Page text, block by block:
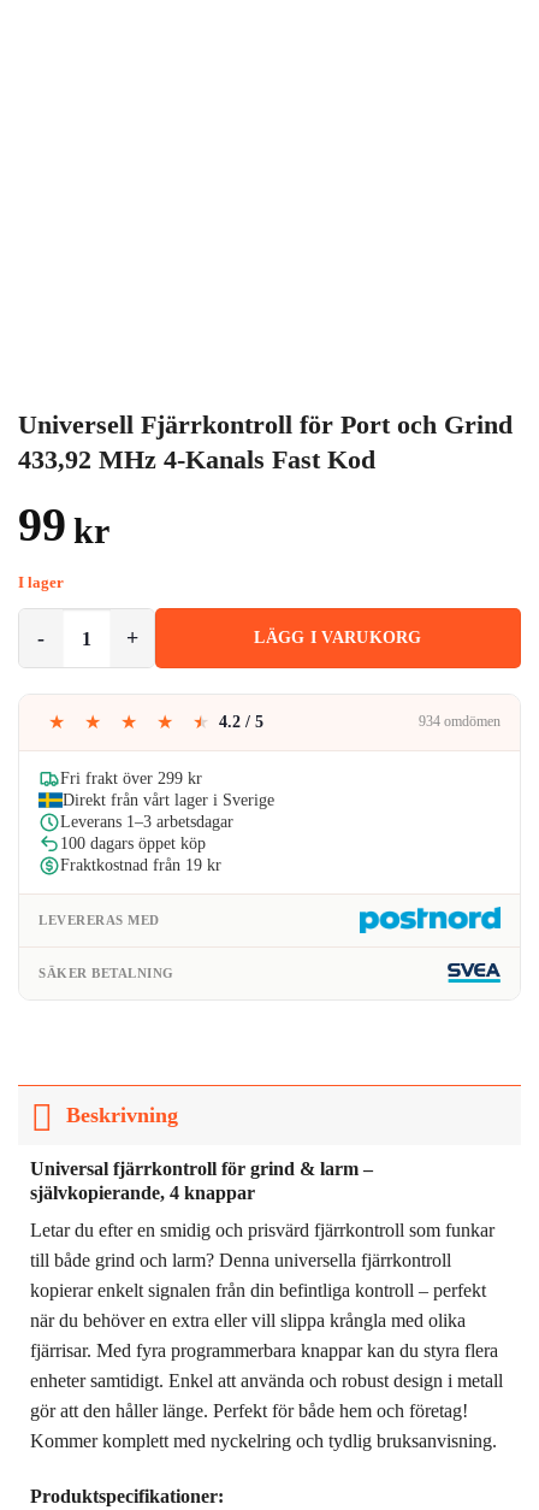
Universell Fjärrkontroll för Port och Grind
433,92 MHz 4-Kanals Fast Kod
99 kr
I lager
LÄGG I VARUKORG
★ ★ ★ ★ ★ 4.2 / 5 934 omdömen
Fri frakt över 299 kr
Direkt från vårt lager i Sverige
Leverans 1–3 arbetsdagar
100 dagars öppet köp
Fraktkostnad från 19 kr
LEVERERAS MED
SÄKER BETALNING
Beskrivning
Universal fjärrkontroll för grind & larm –
självkopierande, 4 knappar
Letar du efter en smidig och prisvärd fjärrkontroll som funkar
till både grind och larm? Denna universella fjärrkontroll
kopierar enkelt signalen från din befintliga kontroll – perfekt
när du behöver en extra eller vill slippa krångla med olika
fjärrisar. Med fyra programmerbara knappar kan du styra flera
enheter samtidigt. Enkel att använda och robust design i metall
gör att den håller länge. Perfekt för både hem och företag!
Kommer komplett med nyckelring och tydlig bruksanvisning.
Produktspecifikationer: